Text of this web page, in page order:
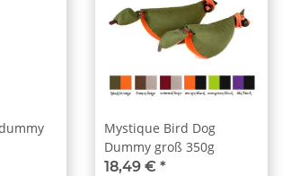
Mystique Bird Dog
Dummy groß 350g
18,49 € *